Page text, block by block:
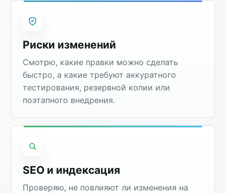
Риски изменений
Смотрю, какие правки можно сделать
быстро, а какие требуют аккуратного
тестирования, резервной копии или
поэтапного внедрения.
SEO и индексация
Проверяю, не повлияют ли изменения на